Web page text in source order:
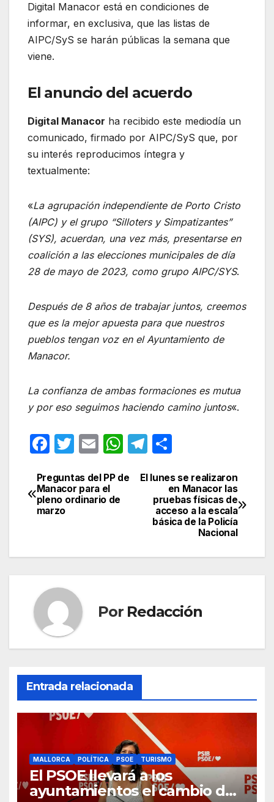
Digital Manacor está en condiciones de
informar, en exclusiva, que las listas de
AIPC/SyS se harán públicas la semana que
viene.
El anuncio del acuerdo
Digital Manacor ha recibido este mediodía un
comunicado, firmado por AIPC/SyS que, por
su interés reproducimos íntegra y
textualmente:
«La agrupación independiente de Porto Cristo
(AIPC) y el grupo “Silloters y Simpatizantes”
(SYS), acuerdan, una vez más, presentarse en
coalición a las elecciones municipales de día
28 de mayo de 2023, como grupo AIPC/SYS.
Después de 8 años de trabajar juntos, creemos
que es la mejor apuesta para que nuestros
pueblos tengan voz en el Ayuntamiento de
Manacor.
La confianza de ambas formaciones es mutua
y por eso seguimos haciendo camino juntos«.
F
c
e
b
o
T
itt
er
E
ail
W
at
p
T
e
gr
a
m
p
ar
Navegación
de
El lunes se realizaron
en Manacor las
pruebas físicas de
acceso a la escala
básica de la Policía
Nacional
Preguntas del PP de
Manacor para el
pleno ordinario de
marzo
Por Redacción
Entrada relacionada
MALLORCA POLÍTICA PSOE TURISMO
El PSOE llevará a los
ayuntamientos el cambio de